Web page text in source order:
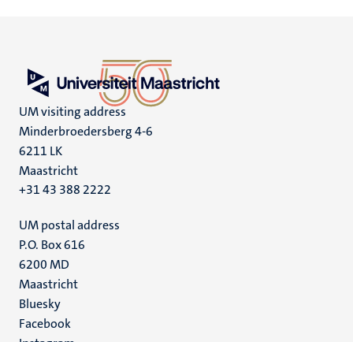
UM visiting address
Minderbroedersberg 4-6
6211 LK
Maastricht
+31 43 388 2222
UM postal address
P.O. Box 616
6200 MD
Maastricht
Social
media
Bluesky
Facebook